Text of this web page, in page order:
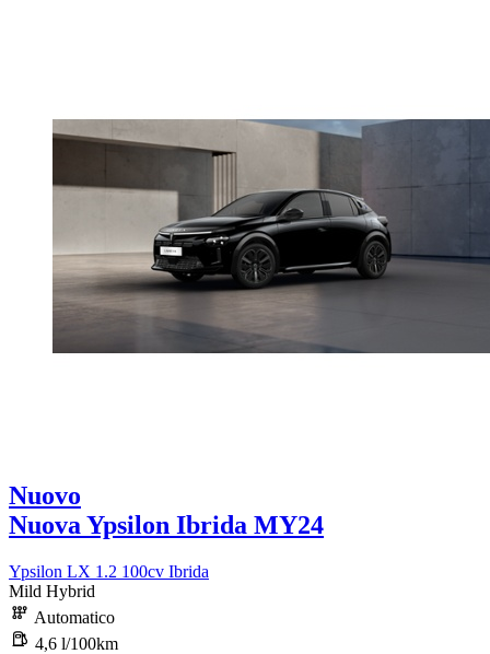
Nuovo
Nuova Ypsilon Ibrida MY24
Ypsilon LX 1.2 100cv Ibrida
Mild Hybrid
Automatico
4,6 l/100km